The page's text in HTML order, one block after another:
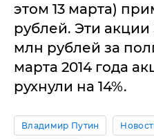
этом 13 марта)
рублей. Эти акции
млн рублей за
марта 2014 года
рухнули на 14%.
Владимир Путин